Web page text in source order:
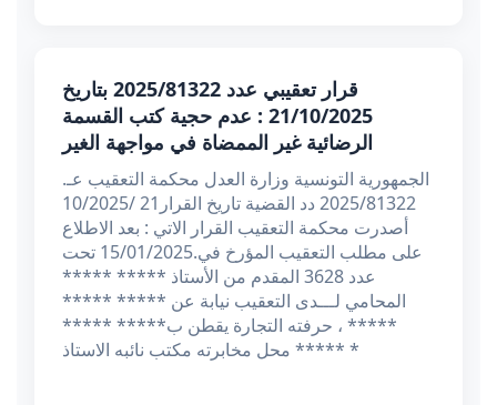
قرار تعقيبي عدد 2025/81322 بتاريخ
21/10/2025 : عدم حجية كتب القسمة
الرضائية غير الممضاة في مواجهة الغير
الجمهورية التونسية وزارة العدل محكمة التعقيب عـ.
2025/81322 دد القضية تاريخ القرار21 /10/2025
أصدرت محكمة التعقيب القرار الاتي : بعد الاطلاع
على مطلب التعقيب المؤرخ في.15/01/2025 تحت
عدد 3628 المقدم من الأستاذ ***** *****
المحامي لـــدى التعقيب نيابة عن ***** *****
***** ، حرفته التجارة يقطن ب***** *****
***** محل مخابرته مكتب نائبه الاستاذ *